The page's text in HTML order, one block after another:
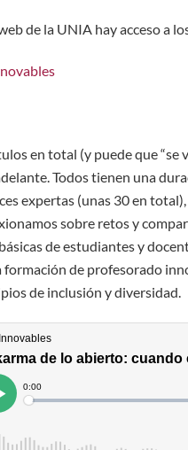
de la UNIA hay acceso a
en total (y puede que
Todos tienen una
expertas (unas 30 en
sobre retos y
de estudiantes y
de profesorado
de inclusión y diversidad.